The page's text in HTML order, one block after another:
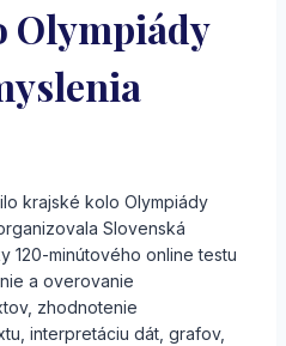
Olympiády
krajské kolo Olympiády
Slovenská
120-minútového online testu
a overovanie
zhodnotenie
interpretáciu dát, grafov,